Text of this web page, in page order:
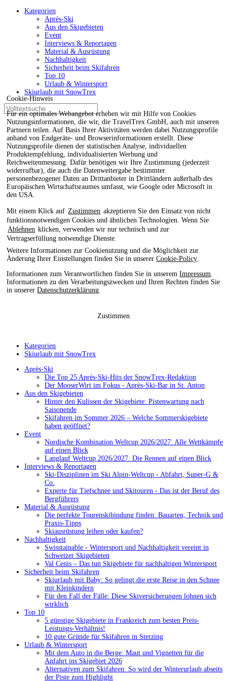
Cookie-Hinweis
Für ein optimales Webangebot erheben wir mit Hilfe von Cookies
Nutzungsinformationen, die wir, die TravelTrex GmbH, auch mit unseren
Partnern teilen. Auf Basis Ihrer Aktivitäten werden dabei Nutzungsprofile
anhand von Endgeräte- und Browserinformationen erstellt. Diese
Nutzungsprofile dienen der statistischen Analyse, individuellen
Produktempfehlung, individualisierten Werbung und
Reichweitenmessung. Dafür benötigen wir Ihre Zustimmung (jederzeit
widerrufbar), die auch die Datenweitergabe bestimmter
personenbezogener Daten an Drittanbieter in Drittländern außerhalb des
Europäischen Wirtschaftsraumes umfasst, wie Google oder Microsoft in
den USA.
Mit einem Klick auf Zustimmen akzeptieren Sie den Einsatz von nicht
funktionsnotwendigen Cookies und ähnlichen Technologien. Wenn Sie
Ablehnen klicken, verwenden wir nur technisch und zur
Vertragserfüllung notwendige Dienste.
Weitere Informationen zur Cookienutzung und die Möglichkeit zur
Änderung Ihrer Einstellungen finden Sie in unsererCookie-Policy
Informationen zum Verantwortlichen finden Sie in unseremImpressum
Informationen zu den Verarbeitungszwecken und Ihren Rechten finden Sie
in unsererDatenschutzerklärung
Zustimmen
Kategorien
Après-Ski
Aus den Skigebieten
Event
Interviews & Reportagen
Material & Ausrüstung
Nachhaltigkeit
Sicherheit beim Skifahren
Top 10
Urlaub & Wintersport
Skiurlaub mit SnowTrex
Kategorien
Skiurlaub mit SnowTrex
Après-Ski
Die Top 25 Après-Ski-Hits der SnowTrex-Redaktion
Der MooserWirt im Fokus - Après-Ski-Bar in St. Anton
Aus den Skigebieten
Hinter den Kulissen der Skigebiete: Pistenwartung nach
Saisonende
Skifahren im Sommer 2026 – Welche Sommerskigebiete
haben geöffnet?
Event
Nordische Kombination Weltcup 2026/2027: Alle Wettkämpfe
auf einen Blick
Langlauf Weltcup 2026/2027: Die Rennen auf einen Blick
Interviews & Reportagen
Ski-Disziplinen im Ski Alpin-Weltcup - Abfahrt, Super-G &
Co.
Experte für Tiefschnee und Skitouren - Das ist der Beruf des
Bergführers
Material & Ausrüstung
Die perfekte Tourenskibindung finden: Bauarten, Technik und
Praxis-Tipps
Skiausrüstung leihen oder kaufen?
Nachhaltigkeit
Swisstainable - Wintersport und Nachhaltigkeit vereint in
Schweizer Skigebieten
Val Cenis – Das tun Skigebiete für nachhaltigen Wintersport
Sicherheit beim Skifahren
Skiurlaub mit Baby: So gelingt die erste Reise in den Schnee
mit Kleinkindern
Für den Fall der Fälle: Diese Skiversicherungen lohnen sich
wirklich
Top 10
5 günstige Skigebiete in Frankreich zum besten Preis-
Leistungs-Verhältnis!
10 gute Gründe für Skifahren in Sterzing
Urlaub & Wintersport
Mit dem Auto in die Berge: Maut und Vignetten für die
Anfahrt ins Skigebiet 2026
Alternativen zum Skifahren: So wird der Winterurlaub abseits
der Piste zum Highlight